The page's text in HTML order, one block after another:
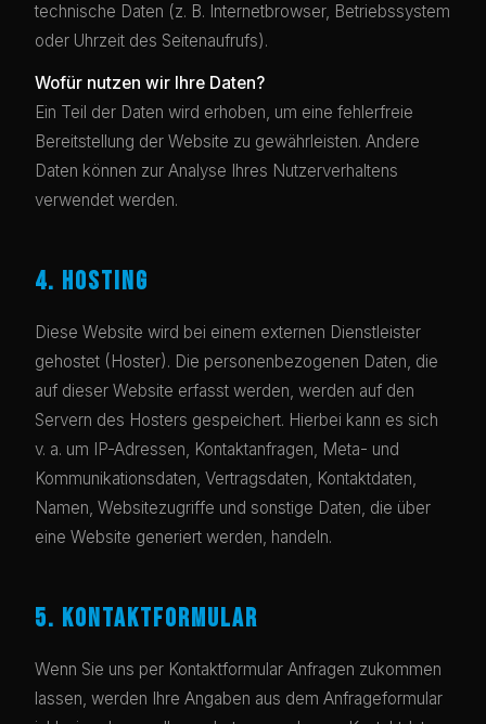
technische Daten (z. B. Internetbrowser, Betriebssystem
oder Uhrzeit des Seitenaufrufs).
Wofür nutzen wir Ihre Daten?
Ein Teil der Daten wird erhoben, um eine fehlerfreie
Bereitstellung der Website zu gewährleisten. Andere
Daten können zur Analyse Ihres Nutzerverhaltens
verwendet werden.
4. HOSTING
Diese Website wird bei einem externen Dienstleister
gehostet (Hoster). Die personenbezogenen Daten, die
auf dieser Website erfasst werden, werden auf den
Servern des Hosters gespeichert. Hierbei kann es sich
v. a. um IP-Adressen, Kontaktanfragen, Meta- und
Kommunikationsdaten, Vertragsdaten, Kontaktdaten,
Namen, Websitezugriffe und sonstige Daten, die über
eine Website generiert werden, handeln.
5. KONTAKTFORMULAR
Wenn Sie uns per Kontaktformular Anfragen zukommen
lassen, werden Ihre Angaben aus dem Anfrageformular